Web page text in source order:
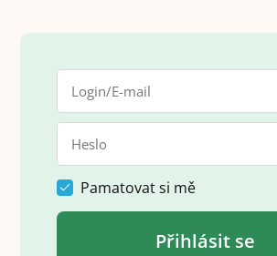
Pamatovat si mě
Přihlásit se